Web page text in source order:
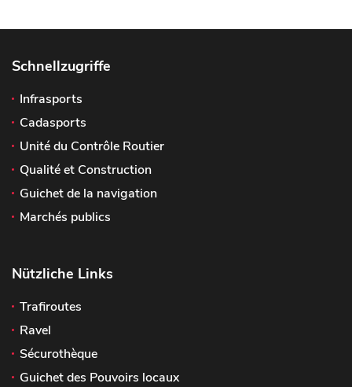
Schnellzugriffe
Infrasports
Cadasports
Unité du Contrôle Routier
Qualité et Construction
Guichet de la navigation
Marchés publics
Nützliche Links
Trafiroutes
Ravel
Sécurothèque
Guichet des Pouvoirs locaux